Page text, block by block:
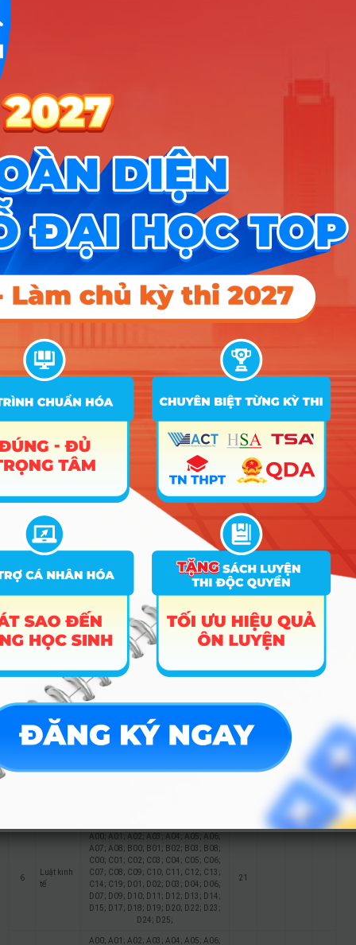
xây dựng
D18; D19; D20; D22; D23; D24; D25;
D27; D28; D29; D30; D32; D33; D34;
D35; D37; D38; D39; D40; D84; D86;
18 Du lịch
A00; A01; A02; A03; A04; A05; A06;
A07; A08; B00; B01; B02; B03; B08;
C00; C01; C02; C03; C04; C05; C06;
C07; C08; C09; C10; C11; C12; C13;
C14; C19; D01; D02; D03; D04; D06;
D07; D09; D10; D11; D12; D13; D14;
D15; D17; D18; D19; D20; D22; D23;
D24; D25;
STT
Tên
ngành
Tổ hợp
Điểm Chuẩn
2025 2024 2023
1
Thiết kế
công
nghiệp
C07; C08; C09; C10; C11; C12; C13;
C14; C19; D01; D02; D03; D04; D06;
D07; D09; D10; D11; D12; D13; D14;
D24; D25;
18
2
Quản trị
kinh
doanh
A00; A01; A02; A03; A04; A05; A06;
A07; A08; B00; B01; B02; B03; B08;
C00; C01; C02; C03; C04; C05; C06;
C07; C08; C09; C10; C11; C12; C13;
C14; C19; D01; D02; D03; D04; D06;
D07; D09; D10; D11; D12; D13; D14;
D15; D17; D18; D19; D20; D22; D23;
D24; D25;
18
A00; A01; A02; A03; A04; A05; A06;
A07; A08; B00; B01; B02; B03; B08;
C00; C01; C02; C03; C04; C05; C06;
C07; C08; C09; C10; C11; C12; C13;
C14; C19; D01; D02; D03; D04; D06;
D07; D09; D10; D11; D12; D13; D14;
D15; D17; D18; D19; D20; D22; D23;
D24; D25;
18
4
doanh
quốc tế
A00; A01; A02; A03; A04; A05; A06;
A07; A08; B00; B01; B02; B03; B08;
C00; C01; C02; C03; C04; C05; C06;
C07; C08; C09; C10; C11; C12; C13;
C14; C19; D01; D02; D03; D04; D06;
D07; D09; D10; D11; D12; D13; D14;
D15; D17; D18; D19; D20; D22; D23;
18
5
– Ngân
A00; A01; A02; A03; A04; A05; A06;
A07; A08; B00; B01; B02; B03; B08;
C07; C08; C09; C10; C11; C12; C13;
18
6
Luật kinh
tế
A00; A01; A02; A03; A04; A05; A06;
A07; A08; B00; B01; B02; B03; B08;
C00; C01; C02; C03; C04; C05; C06;
C07; C08; C09; C10; C11; C12; C13;
C14; C19; D01; D02; D03; D04; D06;
D07; D09; D10; D11; D12; D13; D14;
D15; D17; D18; D19; D20; D22; D23;
D24; D25;
21
A00; A01; A02; A03; A04; A05; A06;